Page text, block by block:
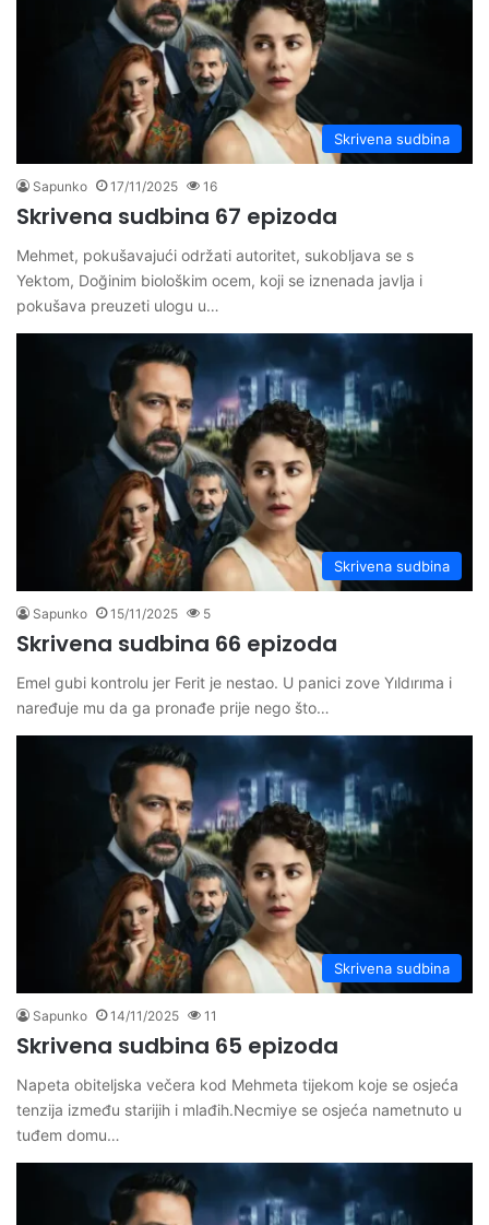
Skrivena sudbina
Sapunko 17/11/2025 16
Skrivena sudbina 67 epizoda
Mehmet, pokušavajući održati autoritet, sukobljava se s
Yektom, Doğinim biološkim ocem, koji se iznenada javlja i
pokušava preuzeti ulogu u…
Skrivena sudbina
Sapunko 15/11/2025 5
Skrivena sudbina 66 epizoda
Emel gubi kontrolu jer Ferit je nestao. U panici zove Yıldırıma i
naređuje mu da ga pronađe prije nego što…
Skrivena sudbina
Sapunko 14/11/2025 11
Skrivena sudbina 65 epizoda
Napeta obiteljska večera kod Mehmeta tijekom koje se osjeća
tenzija između starijih i mlađih.Necmiye se osjeća nametnuto u
tuđem domu…